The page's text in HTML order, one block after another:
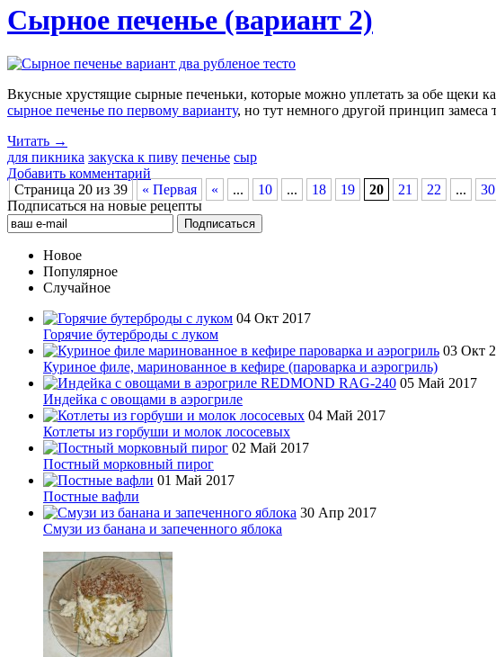
Сырное печенье (вариант 2)
Вкусные хрустящие сырные печеньки, которые можно уплетать за обе щеки
сырное печенье по первому варианту, но тут немного другой принцип замеса
Читать →
для пикника закуска к пиву печенье сыр
Добавить комментарий
Страница 20 из 39
« Первая « ... 10 ... 18 19 20 21 22 ... 30
Подписаться на новые рецепты
Новое
Популярное
Случайное
04 Окт 2017
Горячие бутерброды с луком
03 Окт
Куриное филе, маринованное в кефире (пароварка и аэрогриль)
05 Май 2017
Индейка с овощами в аэрогриле
04 Май 2017
Котлеты из горбуши и молок лососевых
02 Май 2017
Постный морковный пирог
01 Май 2017
Постные вафли
30 Апр 2017
Смузи из банана и запеченного яблока